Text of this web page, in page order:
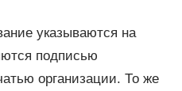
указываются на
подписью
организации. То же